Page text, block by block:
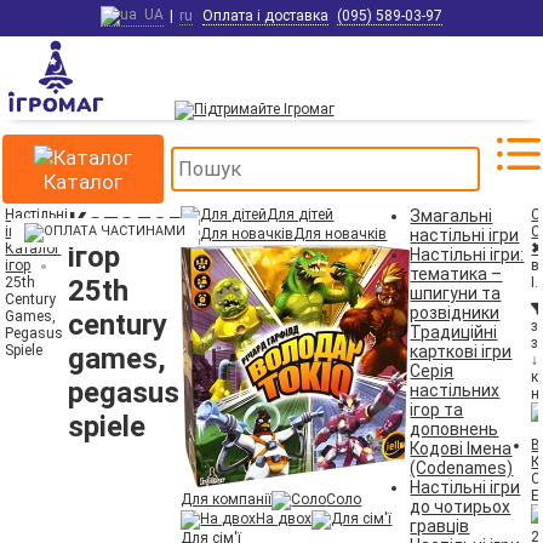
UA | ru Оплата і доставка (095) 589-03-97
Каталог
Настільні
ігри
Каталог
ігор
25th
Century
Games,
Pegasus
Spiele
Каталог
ігор
25th
century
games,
pegasus
spiele
Для дітей
Для новачків
Для компанії
Соло
На двох
Для сім'ї
Змагальні
настільні ігри
Настільні ігри:
тематика –
шпигуни та
розвідники
Традиційні
карткові ігри
Серія
настільних
ігор та
доповнень
Кодові Імена
(Codenames)
Настільні ігри
до чотирьох
гравців
✖
в
↓